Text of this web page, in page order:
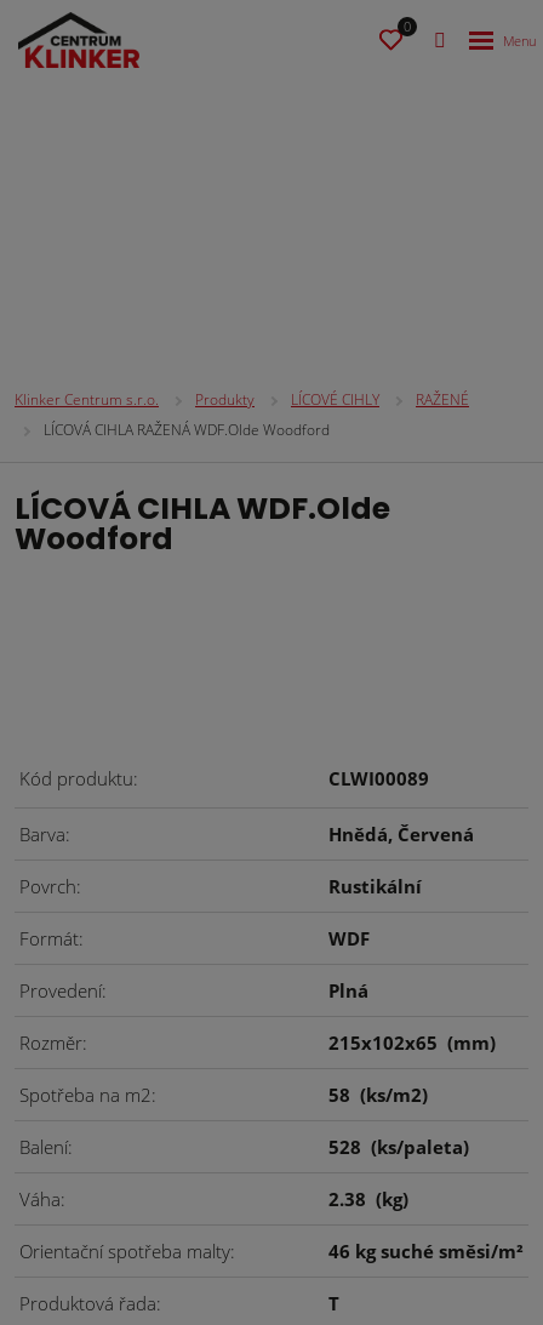
0
Klinker Centrum s.r.o. Produkty LÍCOVÉ CIHLY
RAŽENÉ
LÍCOVÁ CIHLA RAŽENÁ WDF.Olde Woodford
LÍCOVÁ CIHLA WDF.Olde
Woodford
Kód produktu CLWI00089
Barva Hnědá, Červená
Povrch Rustikální
Formát WDF
Provedení Plná
Rozměr 215x102x65 (mm)
Spotřeba na m2 58 (ks/m2)
Balení 528 (ks/paleta)
Váha 2.38 (kg)
Orientační spotřeba malty 46 kg suché směsi/m²
Produktová řada T